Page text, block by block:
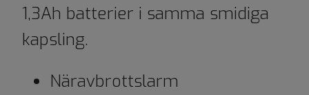
1,3Ah batterier i samma smidiga
kapsling.
Näravbrottslarm